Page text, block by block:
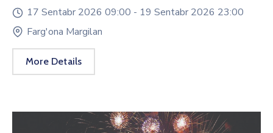
17 Sentabr 2026 09:00 - 19 Sentabr 2026 23:00
Farg'ona Margilan
More Details